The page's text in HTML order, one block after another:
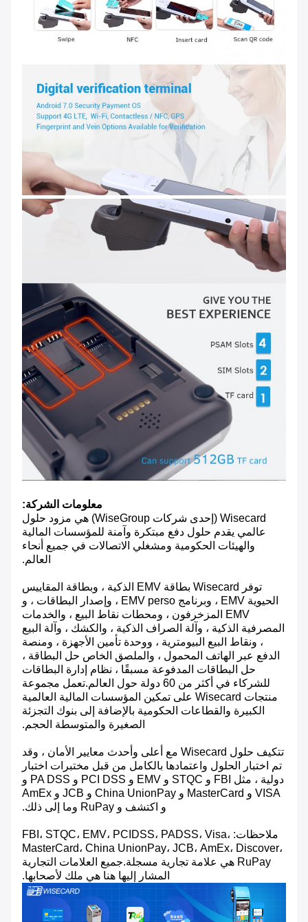
معلومات الشركة:
Wisecard (إحدى شركات WiseGroup) هي مزود حلول
عالمي يقدم حلول دفع مبتكرة وآمنة للمؤسسات المالية
والهيئات الحكومية ومشغلي الاتصالات في جميع أنحاء
العالم.
توفر Wisecard بطاقة EMV الذكية ، وبطاقة المقاييس
الحيوية EMV ، وبرنامج EMV perso ، وإصدار البطاقات ، و
EMV المزخرفون ، ومحطات نقاط البيع ، والخدمات
المصرفية الذكية ، وآلة الصراف الذكية ، والكشك ، وآلة البيع
، ونقاط البيع البيومترية ، ووحدة تأمين الأجهزة ، ومنصة
الدفع عبر الهاتف المحمول ، والملصق الخاص حل البطاقة ،
حل البطاقات المدفوعة مسبقًا ، نظام إدارة البطاقات
للشركاء في أكثر من 60 دولة حول العالم.تعمل مجموعة
منتجات Wisecard على تمكين المؤسسات المالية العالمية
الكبيرة والقطاعات الحكومية بالإضافة إلى بنوك التجزئة
الصغيرة والمتوسطة الحجم.
تتكيف حلول Wisecard مع أعلى وأحدث معايير الأمان ، وقد
تم اختبار الحلول واعتمادها بالكامل من قبل مختبرات اختبار
دولية ، مثل FBI و STQC و EMV و PCI DSS و PA DSS و
VISA و MasterCard و China UnionPay و JCB و AmEx
و اكتشف و RuPay وما إلى ذلك.
ملاحظات: FBI، STQC، EMV، PCIDSS، PADSS، Visa،
MasterCard، China UnionPay، JCB، AmEx، Discover،
RuPay هي علامة تجارية مسجلة.جميع العلامات التجارية
المشار إليها هنا هي ملك لأصحابها.